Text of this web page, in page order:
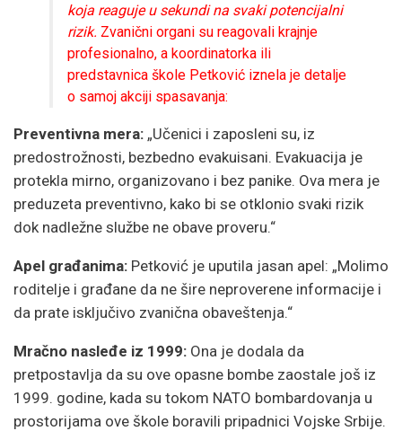
koja reaguje u sekundi na svaki potencijalni
rizik. Zvanični organi su reagovali krajnje
profesionalno, a koordinatorka ili
predstavnica škole Petković iznela je detalje
o samoj akciji spasavanja:
Preventivna mera: „Učenici i zaposleni su, iz
predostrožnosti, bezbedno evakuisani. Evakuacija je
protekla mirno, organizovano i bez panike. Ova mera je
preduzeta preventivno, kako bi se otklonio svaki rizik
dok nadležne službe ne obave proveru.“
Apel građanima: Petković je uputila jasan apel: „Molimo
roditelje i građane da ne šire neproverene informacije i
da prate isključivo zvanična obaveštenja.“
Mračno nasleđe iz 1999: Ona je dodala da
pretpostavlja da su ove opasne bombe zaostale još iz
1999. godine, kada su tokom NATO bombardovanja u
prostorijama ove škole boravili pripadnici Vojske Srbije.